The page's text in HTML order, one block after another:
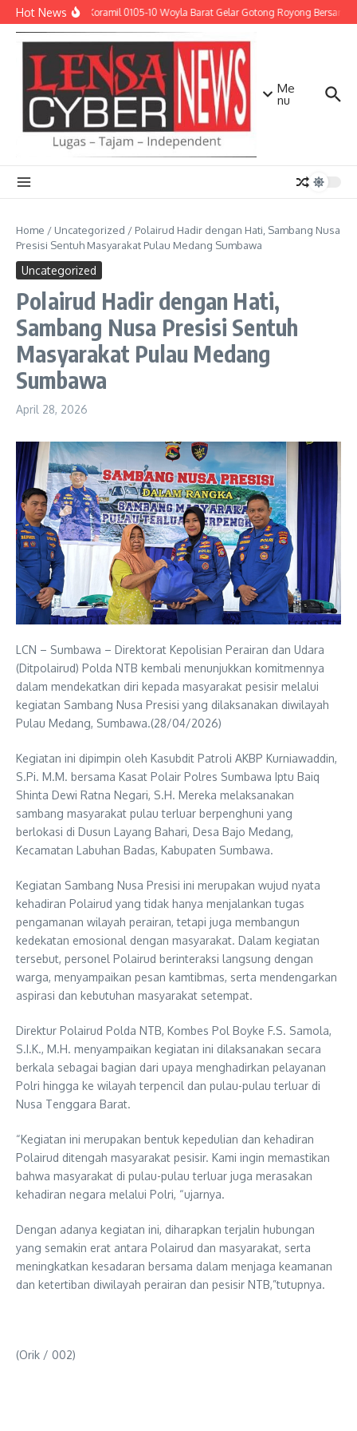
Lewati ke konten
Hot NewsBabinsa Koramil 0105-10 Woyla Barat Gelar Gotong Royong Bersama
Me
nu
Home / Uncategorized / Polairud Hadir dengan Hati, Sambang Nusa
Presisi Sentuh Masyarakat Pulau Medang Sumbawa
Uncategorized
Polairud Hadir dengan Hati,
Sambang Nusa Presisi Sentuh
Masyarakat Pulau Medang
Sumbawa
April 28, 2026
LCN – Sumbawa – Direktorat Kepolisian Perairan dan Udara
(Ditpolairud) Polda NTB kembali menunjukkan komitmennya
dalam mendekatkan diri kepada masyarakat pesisir melalui
kegiatan Sambang Nusa Presisi yang dilaksanakan diwilayah
Pulau Medang, Sumbawa.(28/04/2026)
Kegiatan ini dipimpin oleh Kasubdit Patroli AKBP Kurniawaddin,
S.Pi. M.M. bersama Kasat Polair Polres Sumbawa Iptu Baiq
Shinta Dewi Ratna Negari, S.H. Mereka melaksanakan
sambang masyarakat pulau terluar berpenghuni yang
berlokasi di Dusun Layang Bahari, Desa Bajo Medang,
Kecamatan Labuhan Badas, Kabupaten Sumbawa.
Kegiatan Sambang Nusa Presisi ini merupakan wujud nyata
kehadiran Polairud yang tidak hanya menjalankan tugas
pengamanan wilayah perairan, tetapi juga membangun
kedekatan emosional dengan masyarakat. Dalam kegiatan
tersebut, personel Polairud berinteraksi langsung dengan
warga, menyampaikan pesan kamtibmas, serta mendengarkan
aspirasi dan kebutuhan masyarakat setempat.
Direktur Polairud Polda NTB, Kombes Pol Boyke F.S. Samola,
S.I.K., M.H. menyampaikan kegiatan ini dilaksanakan secara
berkala sebagai bagian dari upaya menghadirkan pelayanan
Polri hingga ke wilayah terpencil dan pulau-pulau terluar di
Nusa Tenggara Barat.
“Kegiatan ini merupakan bentuk kepedulian dan kehadiran
Polairud ditengah masyarakat pesisir. Kami ingin memastikan
bahwa masyarakat di pulau-pulau terluar juga merasakan
kehadiran negara melalui Polri, “ujarnya.
Dengan adanya kegiatan ini, diharapkan terjalin hubungan
yang semakin erat antara Polairud dan masyarakat, serta
meningkatkan kesadaran bersama dalam menjaga keamanan
dan ketertiban diwilayah perairan dan pesisir NTB,”tutupnya.
(Orik / 002)